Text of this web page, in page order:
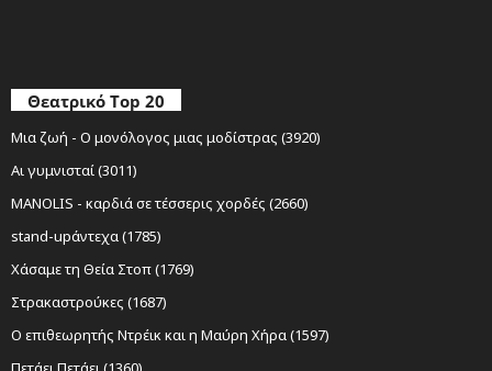
Θεατρικό Top 20
Μια ζωή - Ο μονόλογος μιας μοδίστρας (3920)
Αι γυμνισταί (3011)
MANOLIS - καρδιά σε τέσσερις χορδές (2660)
stand-upάντεχα (1785)
Χάσαμε τη Θεία Στοπ (1769)
Στρακαστρούκες (1687)
Ο επιθεωρητής Ντρέικ και η Μαύρη Χήρα (1597)